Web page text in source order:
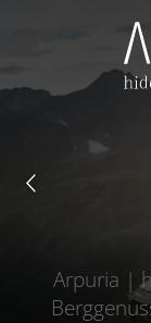
Arpuria |